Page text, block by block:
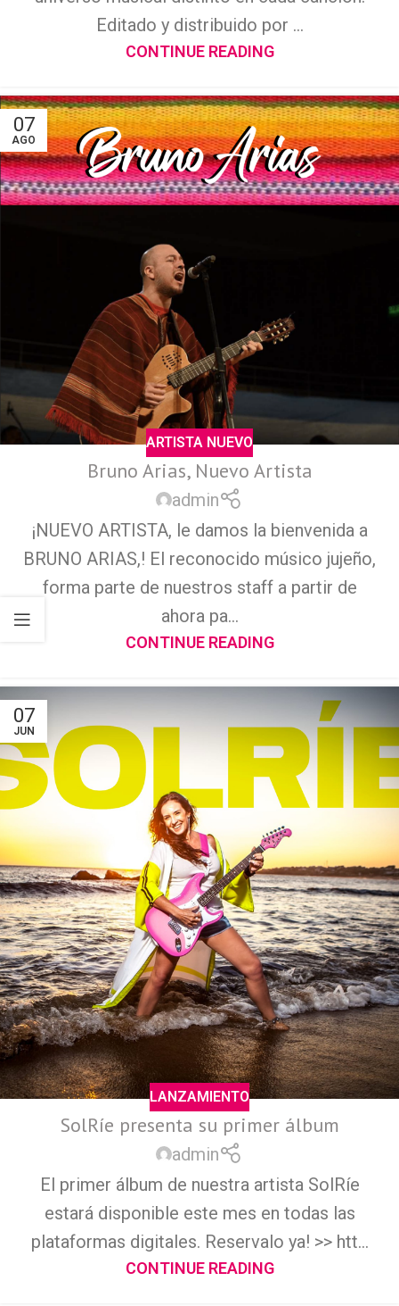
Editado y distribuido por ...
CONTINUE READING
07
AGO
ARTISTA NUEVO
Bruno Arias, Nuevo Artista
admin
¡NUEVO ARTISTA, le damos la bienvenida a
BRUNO ARIAS,! El reconocido músico jujeño,
forma parte de nuestros staff a partir de
ahora pa...
CONTINUE READING
07
JUN
LANZAMIENTO
SolRíe presenta su primer álbum
admin
El primer álbum de nuestra artista SolRíe
estará disponible este mes en todas las
plataformas digitales. Reservalo ya! >> htt...
CONTINUE READING